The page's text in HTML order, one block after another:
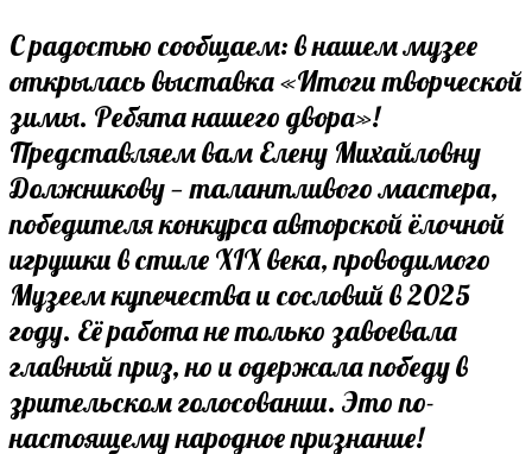
С радостью сообщаем: в нашем музее
открылась выставка «Итоги творческой
зимы. Ребята нашего двора»!
Представляем вам Елену Михайловну
Должникову — талантливого мастера,
победителя конкурса авторской ёлочной
игрушки в стиле XIX века, проводимого
Музеем купечества и сословий в 2025
году. Её работа не только завоевала
главный приз, но и одержала победу в
зрительском голосовании. Это по-
настоящему народное признание!